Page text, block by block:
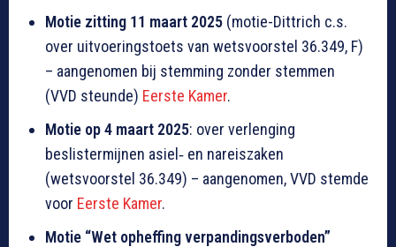
Motie zitting 11 maart 2025 (motie-Dittrich c.s.
over uitvoeringstoets van wetsvoorstel 36.349, F)
– aangenomen bij stemming zonder stemmen
(VVD steunde) Eerste Kamer.
Motie op 4 maart 2025: over verlenging
beslistermijnen asiel‑ en nareiszaken
(wetsvoorstel 36.349) – aangenomen, VVD stemde
voor Eerste Kamer.
Motie “Wet opheffing verpandingsverboden”